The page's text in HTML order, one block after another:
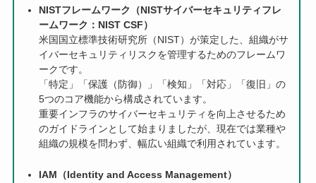
NISTフレームワーク（NISTサイバーセキュリティフレ
ームワーク：NIST CSF）
米国国立標準技術研究所（NIST）が策定した、組織がサ
イバーセキュリティリスクを管理するためのフレームワ
ークです。
「特定」「保護（防御）」「検知」「対応」「復旧」の
5つのコア機能から構成されています。
重要インフラのサイバーセキュリティを向上させるため
のガイドラインとして始まりましたが、現在では業種や
組織の規模を問わず、幅広い組織で利用されています。
IAM（Identity and Access Management）